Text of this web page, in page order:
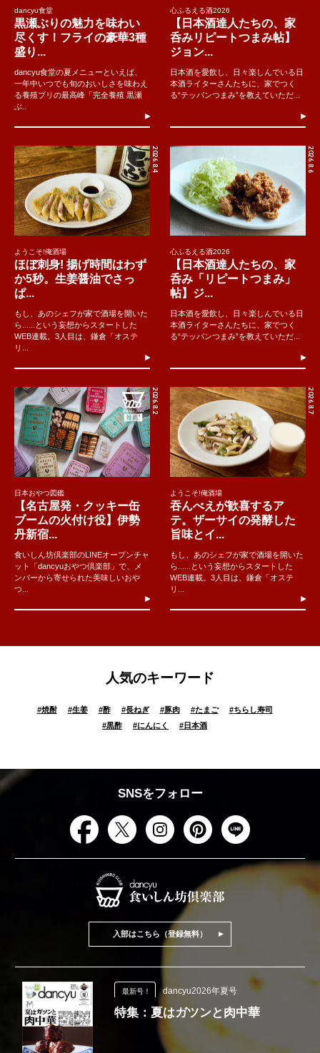
dancyu食堂
黒瀬ぶりの魅力を味わい
尽くす！フライの豪華3種
盛り...
dancyu食堂の夏メニューといえば、
一年中いつでも旬のおいしさを味わえ
る養殖ブリの最高峰「完全養殖 黒瀬
ぶ..
心ふるえる酒2026
【日本酒達人たちの、家
呑みリピートつまみ帖】
ジョン...
日本酒を愛飲し、日々楽しんでいる日
本酒ライターさんたちに、家でつく
る“テッパンつまみ”を教えていただ...
2026.8.4
ようこそ!俺酒場
ほぼ刺身! 揚げ時間はわず
か5秒。生姜醤油でさっ
ぱ...
もし、あのシェフが家で酒場を開いた
ら......という妄想からスタートした
WEB連載。3人目は、鎌倉「オステ
リ...
2026.8.6
心ふるえる酒2026
【日本酒達人たちの、家
呑み「リピートつまみ」
帖】ジ...
日本酒を愛飲し、日々楽しんでいる日
本酒ライターさんたちに、家でつく
る“テッパンつまみ”を教えていただ...
2026.8.2
日本おやつ図鑑
【名古屋発・クッキー缶
ブームの火付け役】伊勢
丹新宿...
食いしん坊倶楽部のLINEオープンチャ
ット「dancyuおやつ倶楽部」で、メ
ンバーから寄せられた美味しいおや
つ...
2026.8.7
ようこそ!俺酒場
吞んべえが歓喜するア
テ。ザーサイの発酵した
旨味とイ...
もし、あのシェフが家で酒場を開いた
ら......という妄想からスタートした
WEB連載。3人目は、鎌倉「オステ
リ...
人気のキーワード
#焼酎 #生姜 #酢 #長ねぎ #豚肉 #たまご #ちらし寿司
#黒酢 #にんにく #日本酒
SNSをフォロー
入部はこちら（登録無料）
最新号！ dancyu2026年夏号
特集：夏はガツンと肉中華